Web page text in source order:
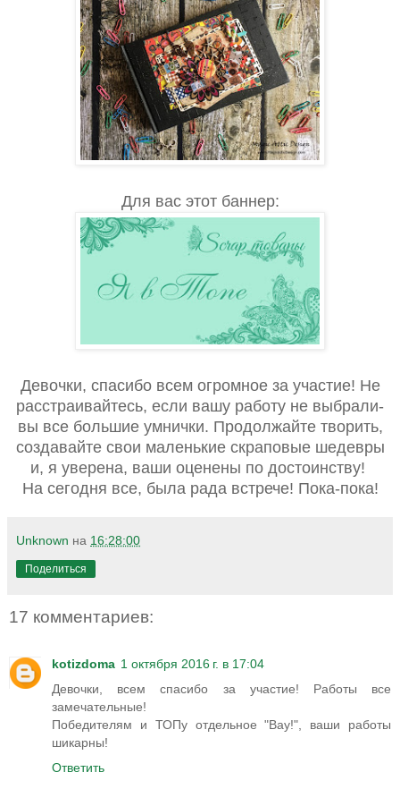
Для вас этот баннер:
Девочки, спасибо всем огромное за участие! Не
расстраивайтесь, если вашу работу не выбрали-
вы все большие умнички. Продолжайте творить,
создавайте свои маленькие скраповые шедевры
и, я уверена, ваши оценены по достоинству!
На сегодня все, была рада встрече! Пока-пока!
Unknown на 16:28:00
Поделиться
17 комментариев:
kotizdoma 1 октября 2016 г. в 17:04
Девочки, всем спасибо за участие! Работы все
замечательные!
Победителям и ТОПу отдельное "Вау!", ваши работы
шикарны!
Ответить